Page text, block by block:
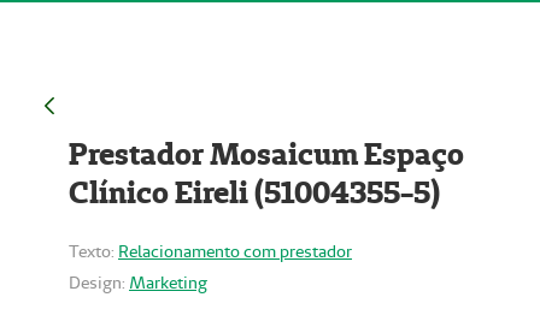
Prestador Mosaicum Espaço
Clínico Eireli (51004355-5)
Texto: Relacionamento com prestador
Design: Marketing